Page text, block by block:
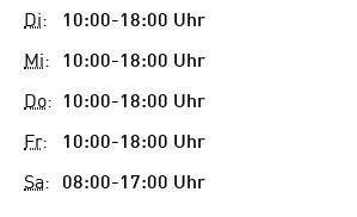
Di: 10:00-18:00 Uhr
Mi: 10:00-18:00 Uhr
Do: 10:00-18:00 Uhr
Fr: 10:00-18:00 Uhr
Sa: 08:00-17:00 Uhr